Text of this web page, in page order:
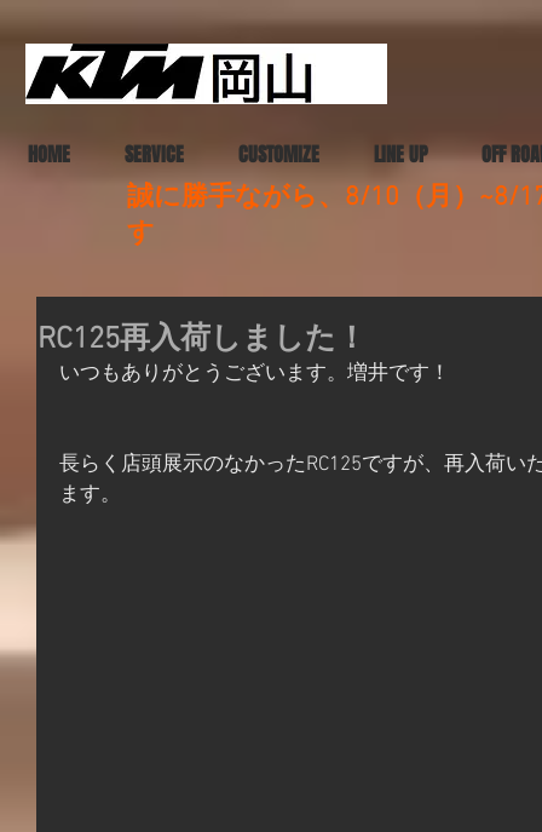
HOME SERVICE CUSTOMIZE LINE UP OFF
誠に勝手ながら、8/10（月）~8/
す
RC125再入荷しました！
いつもありがとうございます。増井です！
長らく店頭展示のなかったRC125ですが、再入荷い
ます。